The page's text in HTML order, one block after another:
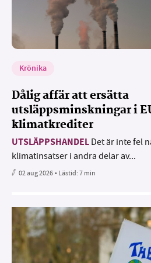
Krönika
Dålig affär att ersätta
utsläppsminskningar i
klimatkrediter
UTSLÄPPSHANDEL Det är inte fel
klimatinsatser i andra delar av...
02 aug 2026• Lästid:7 min